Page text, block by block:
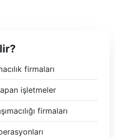
firmaları
işletmeler
firmaları